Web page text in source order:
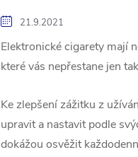
21.9.2021
Elektronické cigarety mají
které vás nepřestane jen
Ke zlepšení zážitku z
upravit a nastavit podle
dokážou osvěžit